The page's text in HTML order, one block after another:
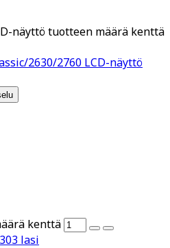
näyttö tuotteen määrä kenttä
2630/2760 LCD-näyttö
kenttä
lasi